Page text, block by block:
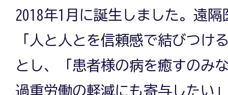
2018年1月に誕生しました。遠
「人と人とを信頼感で結びつけ
とし、「患者様の病を癒すのみ
過重労働の軽減にも寄与したい